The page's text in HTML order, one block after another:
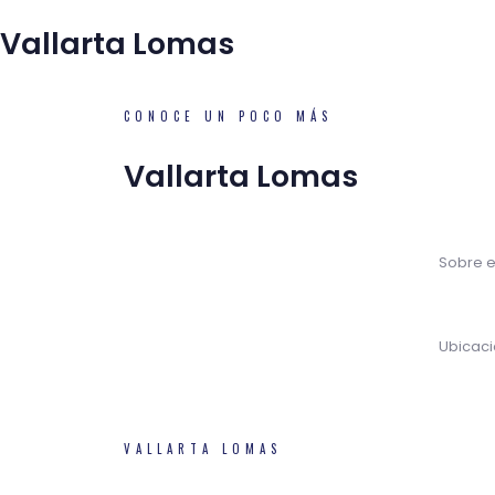
Vallarta Lomas
CONOCE UN POCO MÁS
Vallarta Lomas
Sobre
VALLARTA LOMAS